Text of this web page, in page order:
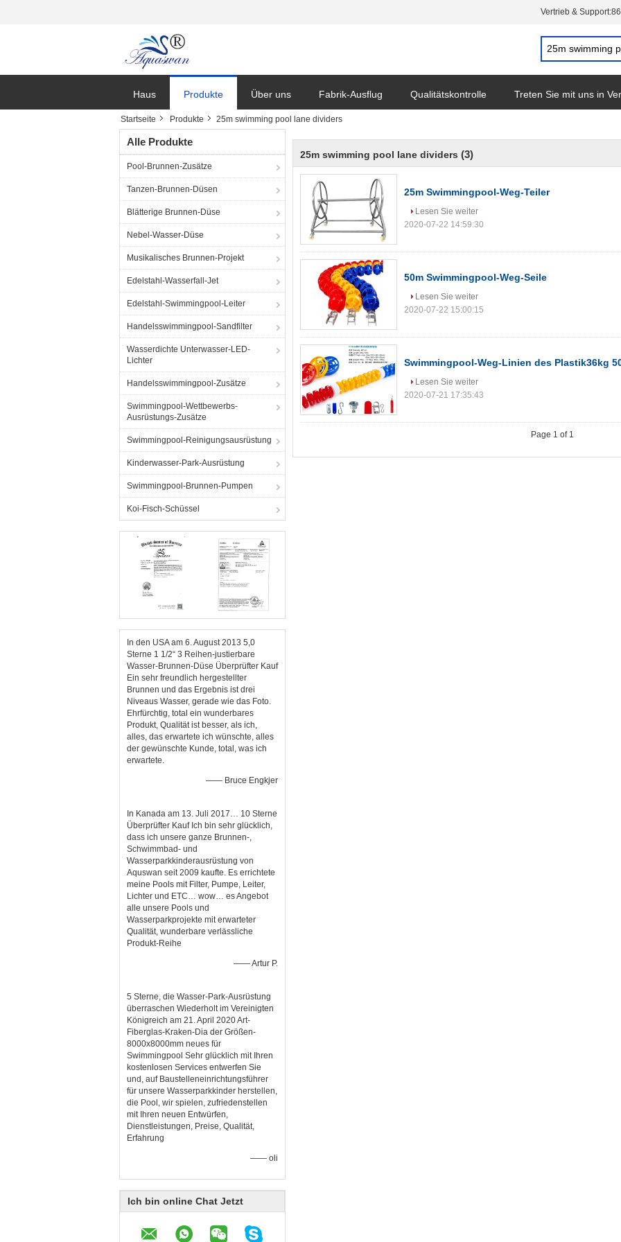
Vertrieb & Support:
Haus Produkte Über uns Fabrik-Ausflug Qualitätskontrolle Treten Sie mit uns in
Startseite Produkte 25m swimming pool lane dividers
Alle Produkte
Pool-Brunnen-Zusätze
Tanzen-Brunnen-Düsen
Blätterige Brunnen-Düse
Nebel-Wasser-Düse
Musikalisches Brunnen-Projekt
Edelstahl-Wasserfall-Jet
Edelstahl-Swimmingpool-Leiter
Handelsswimmingpool-Sandfilter
Wasserdichte Unterwasser-LED-
Lichter
Handelsswimmingpool-Zusätze
Swimmingpool-Wettbewerbs-
Ausrüstungs-Zusätze
Swimmingpool-Reinigungsausrüstung
Kinderwasser-Park-Ausrüstung
Swimmingpool-Brunnen-Pumpen
Koi-Fisch-Schüssel
In den USA am 6. August 2013 5,0
Sterne 1 1/2“ 3 Reihen-justierbare
Wasser-Brunnen-Düse Überprüfter Kauf
Ein sehr freundlich hergestellter
Brunnen und das Ergebnis ist drei
Niveaus Wasser, gerade wie das Foto.
Ehrfürchtig, total ein wunderbares
Produkt, Qualität ist besser, als ich,
alles, das erwartete ich wünschte, alles
der gewünschte Kunde, total, was ich
erwartete.
—— Bruce Engkjer
In Kanada am 13. Juli 2017… 10 Sterne
Überprüfter Kauf Ich bin sehr glücklich,
dass ich unsere ganze Brunnen-,
Schwimmbad- und
Wasserparkkinderausrüstung von
Aquswan seit 2009 kaufte. Es errichtete
meine Pools mit Filter, Pumpe, Leiter,
Lichter und ETC… wow… es Angebot
alle unsere Pools und
Wasserparkprojekte mit erwarteter
Qualität, wunderbare verlässliche
Produkt-Reihe
—— Artur P.
5 Sterne, die Wasser-Park-Ausrüstung
überraschen Wiederholt im Vereinigten
Königreich am 21. April 2020 Art-
Fiberglas-Kraken-Dia der Größen-
8000x8000mm neues für
Swimmingpool Sehr glücklich mit Ihren
kostenlosen Services entwerfen Sie
und, auf Baustelleneinrichtungsführer
für unsere Wasserparkkinder herstellen,
die Pool, wir spielen, zufriedenstellen
mit Ihren neuen Entwürfen,
Dienstleistungen, Preise, Qualität,
Erfahrung
—— oli
Ich bin online Chat Jetzt
25m swimming pool lane dividers (3)
25m Swimmingpool-Weg-Teiler
Lesen Sie weiter
2020-07-22 14:59:30
50m Swimmingpool-Weg-Seile
Lesen Sie weiter
2020-07-22 15:00:15
Swimmingpool-Weg-Linien des Plastik36kg
Lesen Sie weiter
2020-07-21 17:35:43
Page 1 of 1